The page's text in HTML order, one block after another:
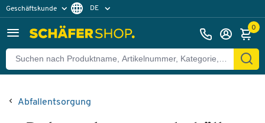
Geschäftskunde DE
0
Abfallentsorgung